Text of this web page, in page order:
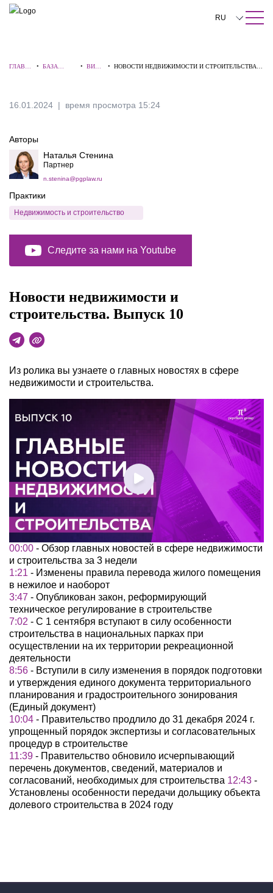
ПОИСК ПО САЙТУ Закрыть
RU
中文
ГЛАВН
• БАЗА
•ВИДЕ
• НОВОСТИ НЕДВИЖИМОСТИ И СТРОИТЕЛЬСТВА.
16.01.2024 время просмотра 15:24
Новости недвижимости и
строительства. Выпуск 10
Из ролика вы узнаете о главных новостях в сфере
недвижимости и строительства.
00:00 - Обзор главных новостей в сфере недвижимости
и строительства за 3 недели
1:21 - Изменены правила перевода жилого помещения
в нежилое и наоборот
3:47 - Опубликован закон, реформирующий
техническое регулирование в строительстве
7:02 - С 1 сентября вступают в силу особенности
строительства в национальных парках при
осуществлении на их территории рекреационной
деятельности
8:56 - Вступили в силу изменения в порядок подготовки
и утверждения единого документа территориального
планирования и градостроительного зонирования
(Единый документ)
10:04 - Правительство продлило до 31 декабря 2024 г.
упрощенный порядок экспертизы и согласовательных
процедур в строительстве
11:39 - Правительство обновило исчерпывающий
перечень документов, сведений, материалов и
согласований, необходимых для строительства 12:43 -
Установлены особенности передачи дольщику объекта
долевого строительства в 2024 году
Авторы
Наталья Стенина
Партнер
n.stenina@pgplaw.ru
Практики
Недвижимость и строительство
Следите за нами на Youtube